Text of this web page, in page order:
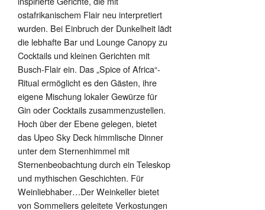
ostafrikanischem Flair neu interpretiert
wurden. Bei Einbruch der Dunkelheit lädt
die lebhafte Bar und Lounge Canopy zu
Cocktails und kleinen Gerichten mit
Busch-Flair ein. Das „Spice of Africa“-
Ritual ermöglicht es den Gästen, ihre
eigene Mischung lokaler Gewürze für
Gin oder Cocktails zusammenzustellen.
Hoch über der Ebene gelegen, bietet
das Upeo Sky Deck himmlische Dinner
unter dem Sternenhimmel mit
Sternenbeobachtung durch ein Teleskop
und mythischen Geschichten. Für
Weinliebhaber…Der Weinkeller bietet
von Sommeliers geleitete Verkostungen